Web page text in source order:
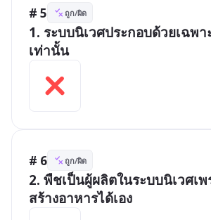
# 5 ถูก/ผิด
1. ระบบนิเวศประกอบด้วยเฉพ
เท่านั้น
# 6 ถูก/ผิด
2. พืชเป็นผู้ผลิตในระบบนิเวศเ
สร้างอาหารได้เอง